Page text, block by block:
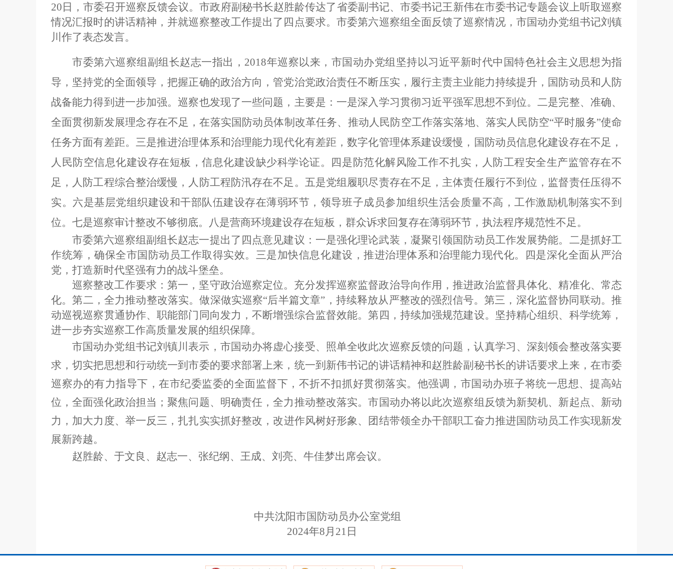
20日，市委召开巡察反馈会议。市政府副秘书长赵胜龄传达了省委副书记、市委书记王新伟在市委书记专题会议上听取巡察
情况汇报时的讲话精神，并就巡察整改工作提出了四点要求。市委第六巡察组全面反馈了巡察情况，市国动办党组书记刘镇
川作了表态发言。
市委第六巡察组副组长赵志一指出， 2018年巡察以来， 市国动办党组 坚持以习近平新时代中国特色社会主义思想为指
导， 坚持党的全面领导，把握正确的政治方向，管党治党政治责任不断压实，履行主责主业能力持续提升，国防动员和人防
战备能力得到进一步加强。巡察也发现了一些问题，主要是： 一是深入学习贯彻习近平强军思想不到位。二是完整、准确、
全面贯彻新发展理念存在不足，在落实国防动员体制改革任务、推动人民防空工作落实落地、 落实人民防空“平时服务”使命
任务方面有差距。三是推进治理体系和治理能力现代化有差距，数字化管理体系建设缓慢，国防动员信息化建设存在不足，
人民防空信息化建设存在短板，信息化建设缺少科学论证。四是防范化解风险工作不扎实，人防工程安全生产监管存在不
足，人防工程综合整治缓慢，人防工程防汛存在不足。五是党组履职尽责存在不足，主体责任履行不到位，监督责任压得不
实。六是基层党组织建设和干部队伍建设存在薄弱环节，领导班子成员参加组织生活会质量不高，工作激励机制落实不到
位。七是巡察审计整改不够彻底。八是营商环境建设存在短板，群众诉求回复存在薄弱环节，执法程序规范性不足。
市委第六巡察组副组长赵志一提出了 四点意见建议 ： 一是强化理论武装，凝聚引领国防动员工作发展势能。二是抓好工
作统筹，确保全市国防动员工作取得实效。三是加快信息化建设，推进治理体系和治理能力现代化。四是深化全面从严治
党，打造新时代坚强有力的战斗堡垒。
巡察整改工作要求：第一，坚守政治巡察定位。充分发挥巡察监督政治导向作用，推进政治监督具体化、精准化、常态
化。第二，全力推动整改落实。做深做实巡察“后半篇文章”，持续释放从严整改的强烈信号。第三，深化监督协同联动。推
动巡视巡察贯通协作、职能部门同向发力，不断增强综合监督效能。第四，持续加强规范建设。坚持精心组织、科学统筹，
进一步夯实巡察工作高质量发展的组织保障。
市国动办党组书记刘镇川表示， 市国动办将虚心接受、照单全收此次巡察反馈的问题，认真学习、深刻领会整改落实要
求，切实把思想和行动统一到市委的要求部署上来， 统一到新伟书记的讲话精神和赵胜龄副秘书长的讲话要求上来， 在市委
巡察办的有力指导下，在市纪委监委的全面监督下，不折不扣抓好贯彻落实。他强调 ， 市国动办班子将统一思想、提高站
位，全面强化政治担当；聚焦问题、明确责任，全力推动整改落实。市国动办将以此次巡察组反馈为新契机、新起点、新动
力 ， 加大力度、举一反三，扎扎实实抓好整改，改进作风树好形象、团结带领全办干部职工奋力推进国防动员工作实现新发
展新跨越。
赵胜龄、于文良、赵志一、 张纪纲、王成、刘亮、牛佳梦出席会议。
中共沈阳市国防动员办公室党组
2024年8月 21 日